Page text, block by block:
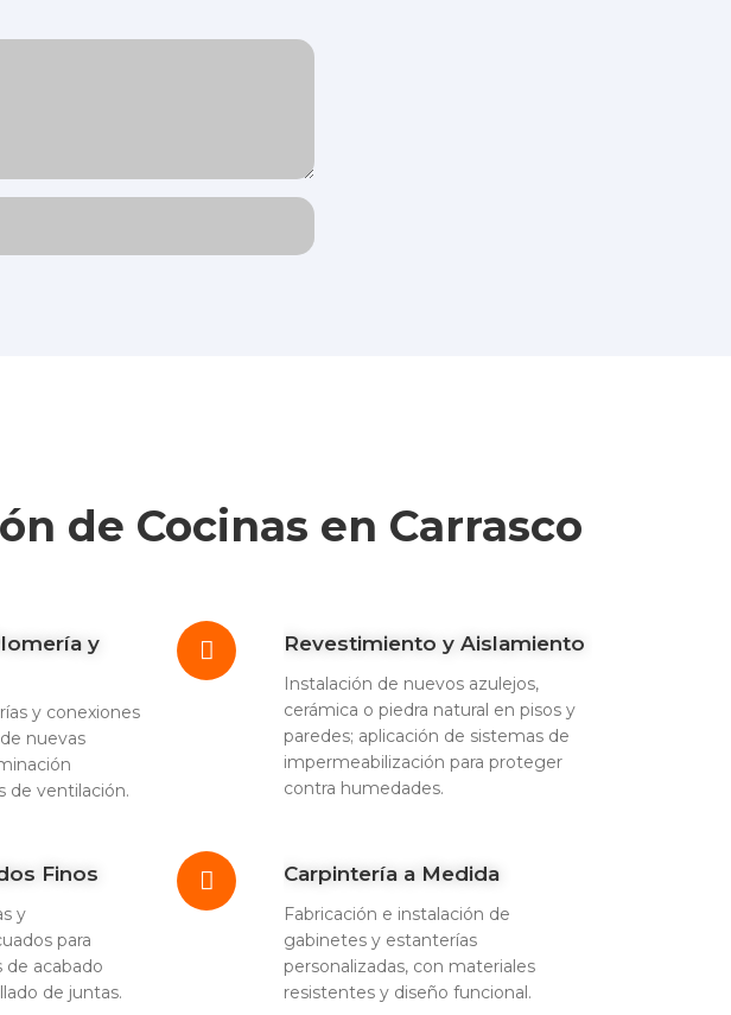
de Cocinas en Carrasco
y
y conexiones
nuevas
de ventilación.
Revestimiento y Aislamiento
Instalación de nuevos azulejos,
cerámica o piedra natural en pisos y
paredes; aplicación de sistemas de
impermeabilización para proteger
contra humedades.
Finos
y
para
de acabado
de juntas.
Carpintería a Medida
Fabricación e instalación de
gabinetes y estanterías
personalizadas, con materiales
resistentes y diseño funcional.